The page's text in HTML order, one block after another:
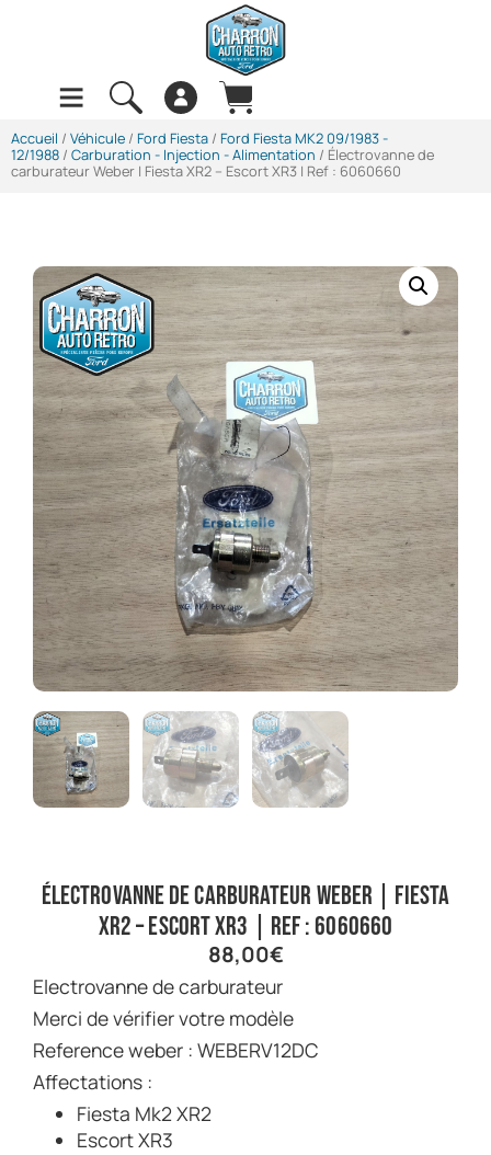
Accueil / Véhicule / Ford Fiesta / Ford Fiesta MK2 09/1983 -
12/1988 / Carburation - Injection - Alimentation / Électrovanne de
carburateur Weber | Fiesta XR2 – Escort XR3 | Ref : 6060660
Électrovanne de carburateur Weber | Fiesta
XR2 – Escort XR3 | Ref : 6060660
88,00€
Electrovanne de carburateur
Merci de vérifier votre modèle
Reference weber : WEBERV12DC
Affectations :
Fiesta Mk2 XR2
Escort XR3